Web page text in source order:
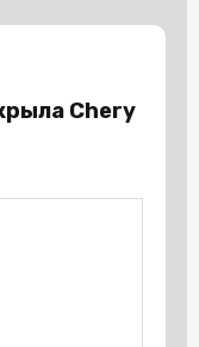
Chery
имеет